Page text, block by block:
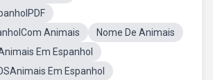
Animais
Nome De Animais
Em Espanhol
Em Espanhol